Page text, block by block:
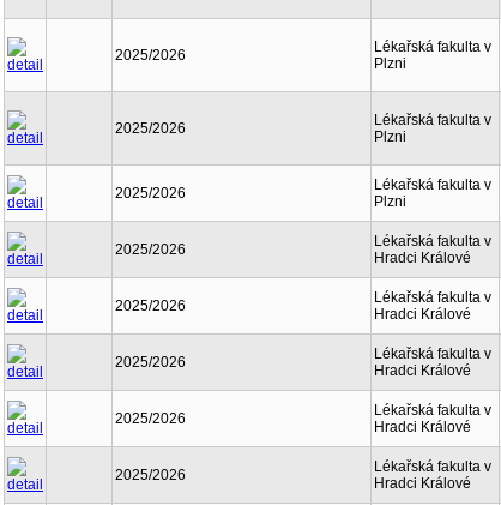
2025/2026
Lékařská fakulta v
Plzni
2025/2026
Lékařská fakulta v
Plzni
2025/2026
Lékařská fakulta v
Plzni
2025/2026
Lékařská fakulta v
Hradci Králové
2025/2026
Lékařská fakulta v
Hradci Králové
2025/2026
Lékařská fakulta v
Hradci Králové
2025/2026
Lékařská fakulta v
Hradci Králové
2025/2026
Lékařská fakulta v
Hradci Králové